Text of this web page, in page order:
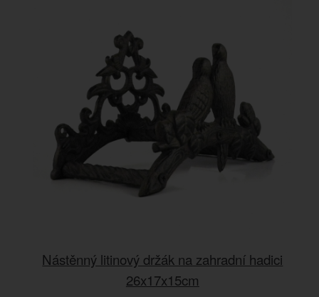
Nástěnný litinový držák na zahradní hadici
26x17x15cm